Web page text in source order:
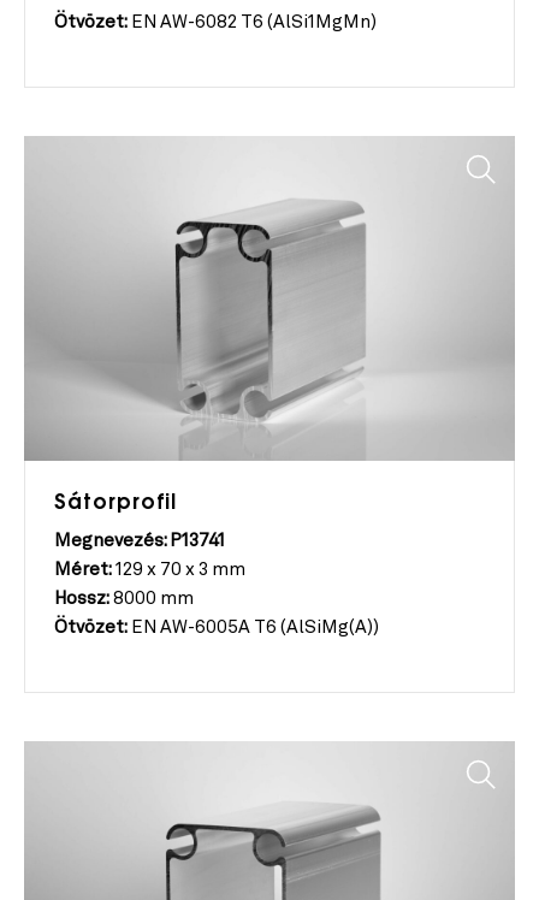
Ötvözet: EN AW-6082 T6 (AlSi1MgMn)
Sátorprofil
Megnevezés: P13741
Méret: 129 x 70 x 3 mm
Hossz: 8000 mm
Ötvözet: EN AW-6005A T6 (AlSiMg(A))